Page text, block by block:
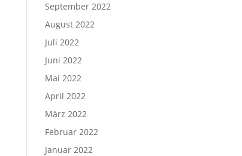
September 2022
August 2022
Juli 2022
Juni 2022
Mai 2022
April 2022
März 2022
Februar 2022
Januar 2022